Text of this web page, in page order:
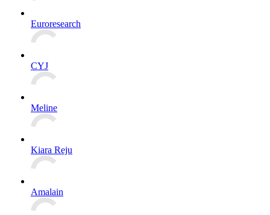
Euroresearch
CYJ
Meline
Kiara Reju
Amalain